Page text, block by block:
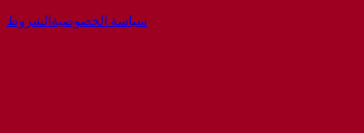
سياسة الخصوصية الشروط